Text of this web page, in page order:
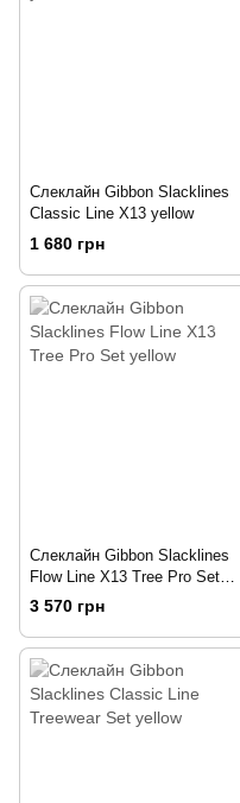
Слеклайн Gibbon Slacklines
Classic Line X13 yellow
1 680 грн
Слеклайн Gibbon Slacklines
Flow Line X13 Tree Pro Set
yellow
3 570 грн